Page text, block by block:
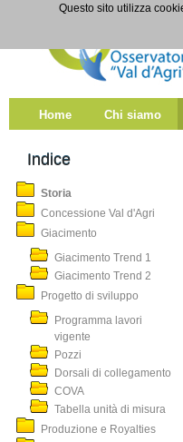
Salta al contenuto
Home Chi siamo
Indice
Storia
Concessione Val d'Agri
Giacimento
Giacimento Trend 1
Giacimento Trend 2
Progetto di sviluppo
Programma lavori
vigente
Pozzi
Dorsali di collegamento
COVA
Tabella unità di misura
Produzione e Royalties
Questo sito utilizza